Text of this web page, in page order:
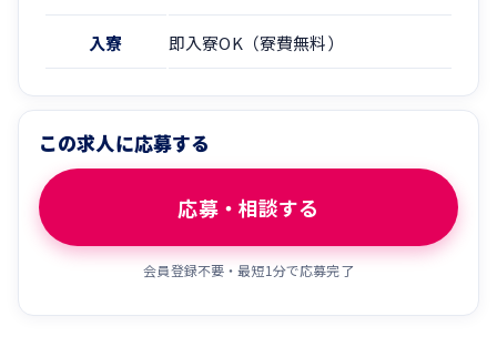
入寮 即入寮OK（寮費無料）
この求人に応募する
応募・相談する
会員登録不要・最短1分で応募完了